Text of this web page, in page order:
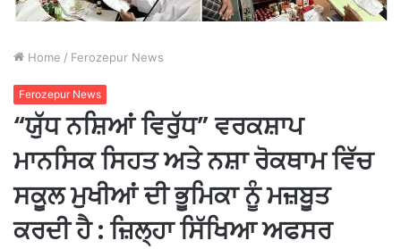
Home / Ferozepur News
Ferozepur News
“ਯੁੱਧ ਨਸ਼ਿਆਂ ਵਿਰੁੱਧ” ਵਰਕਸ਼ਾਪ
ਮਾਨਸਿਕ ਸਿਹਤ ਅਤੇ ਨਸ਼ਾ ਰੋਕਥਾਮ ਵਿੱਚ
ਸਕੂਲ ਮੁਖੀਆਂ ਦੀ ਭੂਮਿਕਾ ਨੂੰ ਮਜ਼ਬੂਤ
ਕਰਦੀ ਹੈ : ਜ਼ਿਲ੍ਹਾ ਸਿੱਖਿਆ ਅਫਸਰ